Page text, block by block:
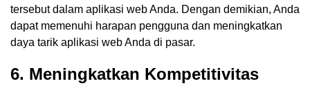
tersebut dalam aplikasi web Anda. Dengan demikian, Anda
dapat memenuhi harapan pengguna dan meningkatkan
daya tarik aplikasi web Anda di pasar.
6. Meningkatkan Kompetitivitas